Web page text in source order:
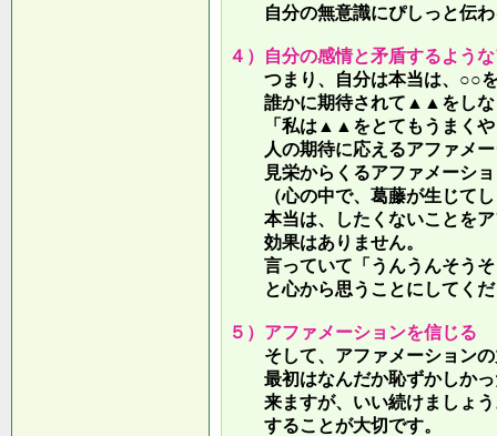
自分の無意識にぴしっと伝わ
４）自分の感情と矛盾するよう
つまり、自分は本当は、○○を
誰かに期待されて▲▲をしな
「私は▲▲をとてもうまくや
人の期待に応えるアファメ
見栄からくるアファメーショ
（心の中で、葛藤が生じてし
本当は、したくないことをア
効果はありません。
言っていて 「うんうんそう
と心から思うことにしてくだ
５）アファメーションを信じる
そして、アファメーションの
最初はなんだか恥ずかしかっ
来ますが、いい続けましょう
することが大切です。